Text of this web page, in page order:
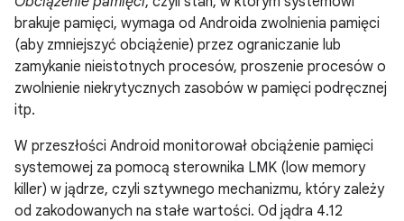
brakuje pamięci, wymaga od Androida zwolnienia pamięci
(aby zmniejszyć obciążenie) przez ograniczanie lub
zamykanie nieistotnych procesów, proszenie procesów o
zwolnienie niekrytycznych zasobów w pamięci podręcznej
itp.
W przeszłości Android monitorował obciążenie pamięci
systemowej za pomocą sterownika LMK (low memory
killer) w jądrze, czyli sztywnego mechanizmu, który zależy
od zakodowanych na stałe wartości. Od jądra 4.12